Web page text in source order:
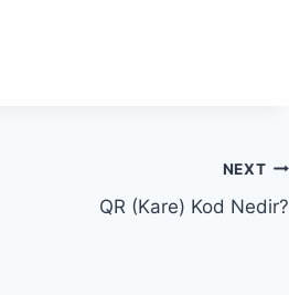
NEXT
QR (Kare) Kod Nedir?